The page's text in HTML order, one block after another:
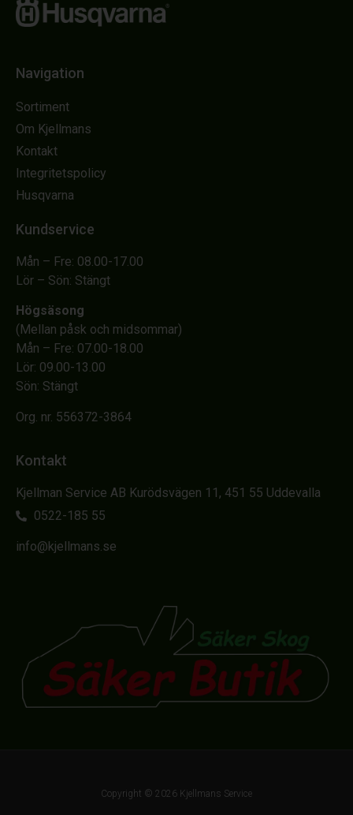
Navigation
Sortiment
Om Kjellmans
Kontakt
Integritetspolicy
Husqvarna
Kundservice
Mån – Fre: 08.00-17.00
Lör – Sön: Stängt
Högsäsong
(Mellan påsk och midsommar)
Mån – Fre: 07.00-18.00
Lör: 09.00-13.00
Sön: Stängt
Org. nr. 556372-3864
Kontakt
Kjellman Service AB Kurödsvägen 11, 451 55 Uddevalla
0522-185 55
info@kjellmans.se
Copyright © 2026 Kjellmans Service